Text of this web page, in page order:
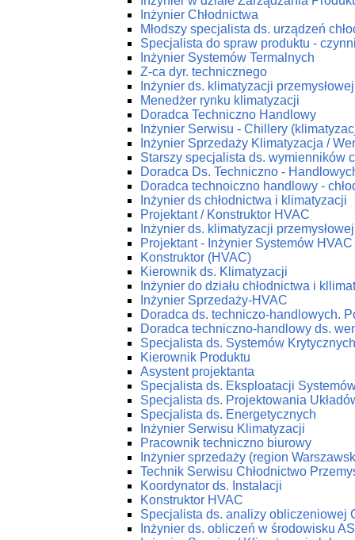
Inżynier Chłodnictwa
Młodszy specjalista ds. urządzeń
Specjalista do spraw produktu -
Inżynier Systemów Termalnych
Z-ca dyr. technicznego
Inżynier ds. klimatyzacji przemysłowej
Menedżer rynku klimatyzacji
Doradca Techniczno Handlowy
Inżynier Serwisu - Chillery
Inżynier Sprzedaży Klimatyzacja /
Starszy specjalista ds. wymienników
Doradca Ds. Techniczno -
Doradca technoiczno handlowy -
Inżynier ds chłodnictwa i klimatyzacji
Projektant / Konstruktor HVAC
Inżynier ds. klimatyzacji przemysłowej
Projektant - Inżynier Systemów HVAC
Konstruktor (HVAC)
Kierownik ds. Klimatyzacji
Inżynier do działu chłodnictwa i
Inżynier Sprzedaży-HVAC
Doradca ds. techniczo-handlowych.
Doradca techniczno-handlowy ds.
Specjalista ds. Systemów Krytycznych
Kierownik Produktu
Asystent projektanta
Specjalista ds. Eksploatacji
Specjalista ds. Projektowania
Specjalista ds. Energetycznych
Inżynier Serwisu Klimatyzacji
Pracownik techniczno biurowy
Inżynier sprzedaży (region
Technik Serwisu Chłodnictwo
Koordynator ds. Instalacji
Konstruktor HVAC
Specjalista ds. analizy obliczeniowej
Inżynier ds. obliczeń w środowisku